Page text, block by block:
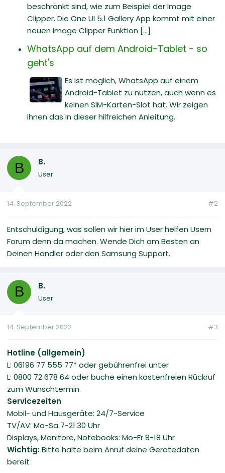
beschränkt sind, wie zum Beispiel der Image
Clipper. Die One UI 5.1 Gallery App kommt mit einer
neuen Image Clipper Funktion [...]
WhatsApp auf dem Android-Tablet - so
geht's
Es ist möglich, WhatsApp auf einem
Android-Tablet zu nutzen, auch wenn es
keinen SIM-Karten-Slot hat. Wir zeigen
Ihnen das in dieser hilfreichen Anleitung.
B B.
User
14. September 2022 #2
Entschuldigung, was sollen wir hier im User helfen Usern
Forum denn da machen. Wende Dich am Besten an
Deinen Händler oder den Samsung Support.
B B.
User
14. September 2022 #3
Hotline (allgemein)
L: 06196 77 555 77* oder gebührenfrei unter
L: 0800 72 678 64 oder buche einen kostenfreien Rückruf
zum Wunschtermin.
Servicezeiten
Mobil- und Hausgeräte: 24/7-Service
TV/AV: Mo-Sa 7-21.30 Uhr
Displays, Monitore, Notebooks: Mo-Fr 8-18 Uhr
Wichtig:Bitte halte beim Anruf deine Gerätedaten
bereit